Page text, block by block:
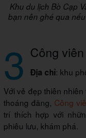
Khu du lịch Bò Cạp
bạn nên ghé qua
3 Công
Địa chỉ: khu
Với vẻ đẹp thiên
thoáng đãng, Công
trí thích hợp với
phiêu lưu, khám phá.